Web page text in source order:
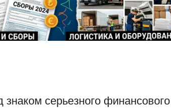
серьезного финансового